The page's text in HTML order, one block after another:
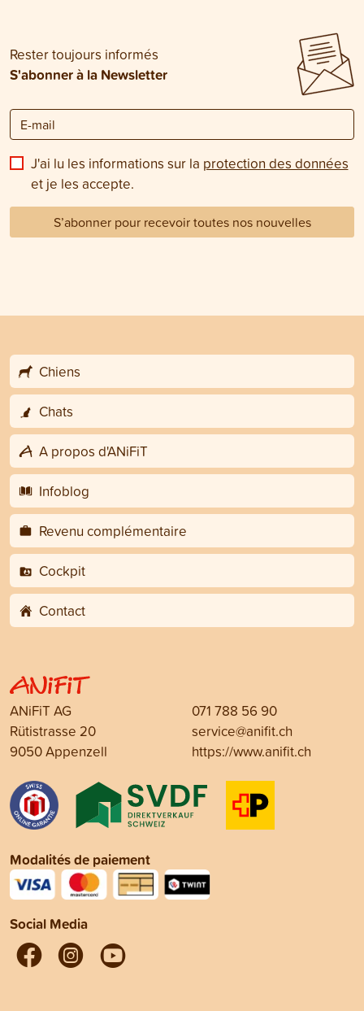
Rester toujours informés
S'abonner à la Newsletter
J'ai lu les informations sur la protection des données
et je les accepte.
S’abonner pour recevoir toutes nos nouvelles
Chiens
Chats
A propos d'ANiFiT
Infoblog
Revenu complémentaire
Cockpit
Contact
ANiFiT AG
Rütistrasse 20
9050 Appenzell
071 788 56 90
service@anifit.ch
https://www.anifit.ch
Modalités de paiement
Social Media